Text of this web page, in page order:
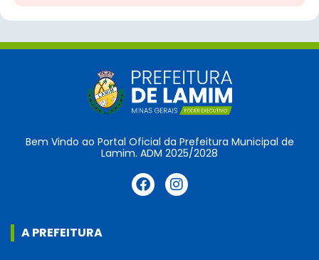
Bem Vindo ao Portal Oficial da Prefeitura Municipal de
Lamim. ADM 2025/2028
A PREFEITURA